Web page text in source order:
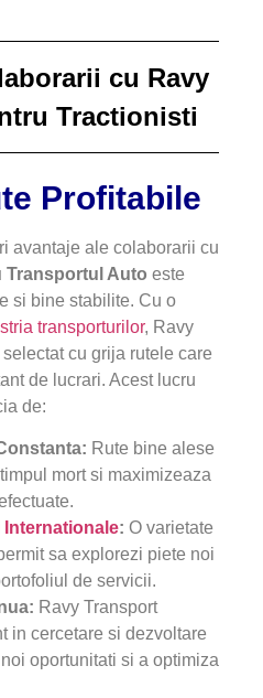
cu Ravy
Tractionisti
Profitabile
avantaje ale colaborarii cu
Transportul Auto este
si bine stabilite. Cu o
transporturilor, Ravy
cu grija rutele care
de lucrari. Acest lucru
de:
Rute bine alese
mort si maximizeaza
Internationale: O varietate
sa explorezi piete noi
de servicii.
Ravy Transport
in cercetare si dezvoltare
oportunitati si a optimiza